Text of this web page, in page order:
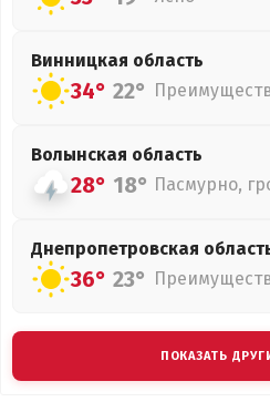
Винницкая область
34° 22°
Волынская область
28° 18° Пасмурно,
Днепропетровская
36° 23°
ПОКАЗАТЬ